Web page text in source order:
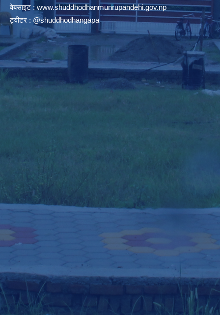
वेबसाइट : www.shuddhodhanmunrupandehi.gov.np
ट्वीटर : @shuddhodhangapa